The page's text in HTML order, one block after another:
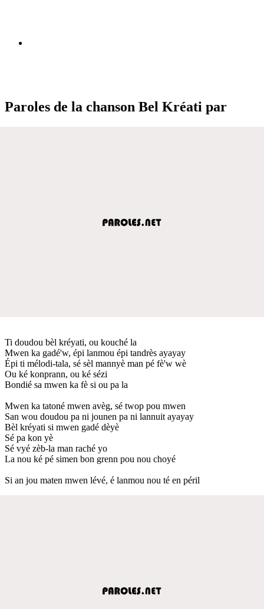
Paroles de la chanson Bel Kréati par
Ti doudou bèl kréyati, ou kouché la
Mwen ka gadé'w, épi lanmou épi tandrès ayayay
Épi ti mélodi-tala, sé sèl mannyè man pé fè'w wè
Ou ké konprann, ou ké sézi
Bondié sa mwen ka fè si ou pa la
Mwen ka tatoné mwen avèg, sé twop pou mwen
San wou doudou pa ni jounen pa ni lannuit ayayay
Bèl kréyati si mwen gadé dèyè
Sé pa kon yè
Sé vyé zèb-la man raché yo
La nou ké pé simen bon grenn pou nou choyé
Si an jou maten mwen lévé, é lanmou nou té en péril